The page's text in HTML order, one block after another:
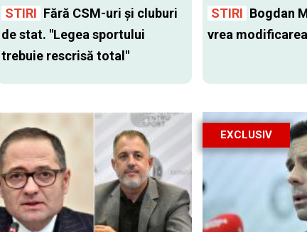
STIRI Fără CSM-uri şi cluburi
de stat. "Legea sportului
trebuie rescrisă total"
STIRI Bogdan
vrea
EXCLUSIV